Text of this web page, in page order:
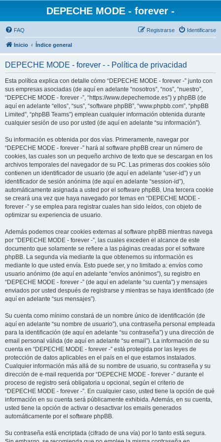
DEPECHE MODE - forever -
FAQ Identificarse
Registrarse
Inicio Índice general
DEPECHE MODE - forever - - Política de privacidad
Esta política explica con detalle cómo “DEPECHE MODE - forever -” junto con
sus empresas asociadas (de aquí en adelante “nosotros”, “nos”, “nuestro”,
“DEPECHE MODE - forever -”, “https://www.depechemode.es”) y phpBB (de
aquí en adelante “ellos”, “sus”, “software phpBB”, “www.phpbb.com”, “phpBB
Limited”, “phpBB Teams”) emplean cualquier información obtenida durante
cualquier sesión de uso por usted (de aquí en adelante “su información”).
Su información es obtenida por dos vías. Primeramente, navegar por
“DEPECHE MODE - forever -” hará al software phpBB crear un número de
cookies, las cuales son un pequeño archivo de texto que se descargan en los
archivos temporales del navegador de su PC. Las primeras dos cookies sólo
contienen un identificador de usuario (de aquí en adelante “user-id”) y un
identificador de sesión anónima (de aquí en adelante “session-id”),
automáticamente asignada a usted por el software phpBB. Una tercera cookie
se creará una vez que haya navegado por temas en “DEPECHE MODE -
forever -” y se emplea para registrar cuales han sido leídos, con objeto de
optimizar su experiencia de usuario.
Además podemos crear cookies externas al software phpBB mientras navega
por “DEPECHE MODE - forever -”, las cuales exceden el alcance de este
documento que solamente se refiere a las páginas creadas por el software
phpBB. La segunda vía mediante la que obtenemos su información es
mediante lo que usted envía. Esto puede ser, y no limitado a: envíos como
usuario anónimo (de aquí en adelante “envíos anónimos”), su registro en
“DEPECHE MODE - forever -” (de aquí en adelante “su cuenta”) y mensajes
enviados por usted después de registrarse y mientras se haya identificado (de
aquí en adelante “sus mensajes”).
Su cuenta como mínimo constará de un nombre único de identificación (de
aquí en adelante “su nombre de usuario”), una contraseña personal empleada
para la identificación (de aquí en adelante “su contraseña”) y una dirección de
email personal válida (de aquí en adelante “su email”). La información de su
cuenta en “DEPECHE MODE - forever -” está protegida por las leyes de
protección de datos aplicables en el país en el que estamos instalados.
Cualquier información más allá de su nombre de usuario, su contraseña y su
dirección de e-mail requerida por “DEPECHE MODE - forever -” durante el
proceso de registro será obligatoria u opcional, según el criterio de
“DEPECHE MODE - forever -”. En cualquier caso, usted tiene la opción de qué
información en su cuenta será públicamente exhibida. Además, en su cuenta,
usted tiene la opción de activar o desactivar los emails generados
automáticamente por el software phpBB.
Su contraseña está encriptada (cifrado de una vía) por lo tanto está segura.